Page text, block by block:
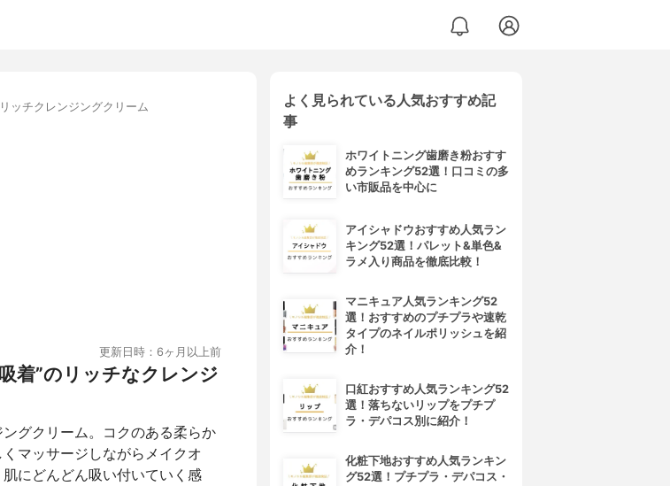
ッチクレンジングクリーム
更新日時：6ヶ月以上前
着”のリッチなクレンジ
グクリーム。コクのある柔らか
マッサージしながらメイクオ
にどんどん吸い付いていく感
よく見られている人気おすすめ記
事
ホワイトニング歯磨き粉おすす
めランキング52選！口コミの多
い市販品を中心に
アイシャドウおすすめ人気ラン
キング52選！パレット&単色&
ラメ入り商品を徹底比較！
マニキュア人気ランキング52
選！おすすめのプチプラや速乾
タイプのネイルポリッシュを紹
介！
口紅おすすめ人気ランキング52
選！落ちないリップをプチプ
ラ・デパコス別に紹介！
化粧下地おすすめ人気ランキン
グ52選！プチプラ・デパコス・